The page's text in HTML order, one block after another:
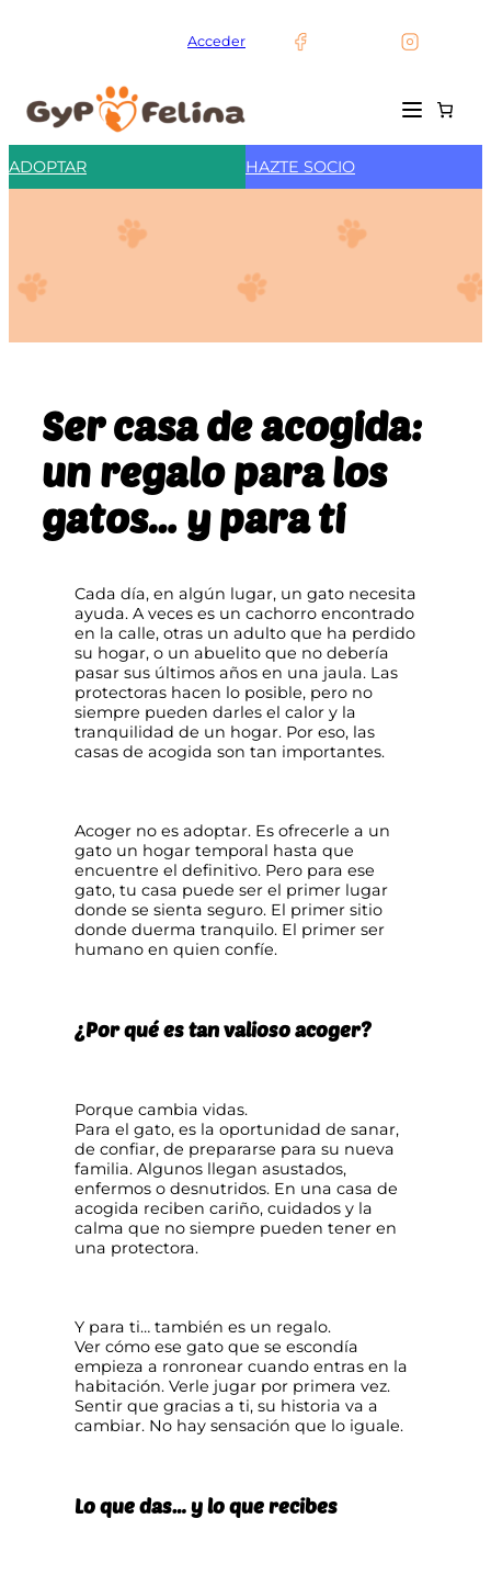
Acceder
ADOPTAR HAZTE SOCIO
Ser casa de acogida:
un regalo para los
gatos… y para ti
Cada día, en algún lugar, un gato necesita
ayuda. A veces es un cachorro encontrado
en la calle, otras un adulto que ha perdido
su hogar, o un abuelito que no debería
pasar sus últimos años en una jaula. Las
protectoras hacen lo posible, pero no
siempre pueden darles el calor y la
tranquilidad de un hogar. Por eso, las
casas de acogida son tan importantes.
Acoger no es adoptar. Es ofrecerle a un
gato un hogar temporal hasta que
encuentre el definitivo. Pero para ese
gato, tu casa puede ser el primer lugar
donde se sienta seguro. El primer sitio
donde duerma tranquilo. El primer ser
humano en quien confíe.
¿Por qué es tan valioso acoger?
Porque cambia vidas.
Para el gato, es la oportunidad de sanar,
de confiar, de prepararse para su nueva
familia. Algunos llegan asustados,
enfermos o desnutridos. En una casa de
acogida reciben cariño, cuidados y la
calma que no siempre pueden tener en
una protectora.
Y para ti… también es un regalo.
Ver cómo ese gato que se escondía
empieza a ronronear cuando entras en la
habitación. Verle jugar por primera vez.
Sentir que gracias a ti, su historia va a
cambiar. No hay sensación que lo iguale.
Lo que das… y lo que recibes